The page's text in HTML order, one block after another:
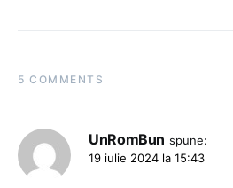
5 COMMENTS
UnRomBun spune:
19 iulie 2024 la 15:43